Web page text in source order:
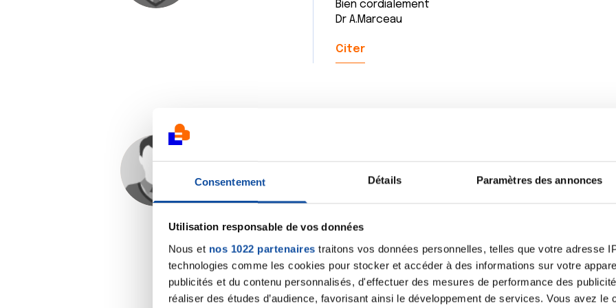
Consentement Détails Paramètres des annonces
Utilisation responsable de vos données
Nous et nos 1022 partenaires traitons vos données personnelles, telles que votre adresse
technologies comme les cookies pour stocker et accéder à des informations sur votre
publicités et du contenu personnalisés, d'effectuer des mesures de performance des
réaliser des études d’audience, favorisant ainsi le développement de services. Vous avez le
Bien cordialement
Dr A.Marceau
Citer
betina
07/10/2019 - 16:00
Bonjour, je suis sous traitement Palbociclib + Fémara
récidive avec lésions osseuses, d'un cancer du sein
Je sais qu'on a peu de recul sur ce type de
échanger avec des personnes qui poursuivent ce
longtemps, voire + longtemps......Sachant qu'il n'est
pas d'autre parade pour l'instant.
A ce stade pouvons-nous encore être considèrées ..."
sommes après le traitement classique de chimio +
d'hormonothérapie....que j'ai déjà suivi précédemment.
Les effets secondaires de cette thérapie ciblée